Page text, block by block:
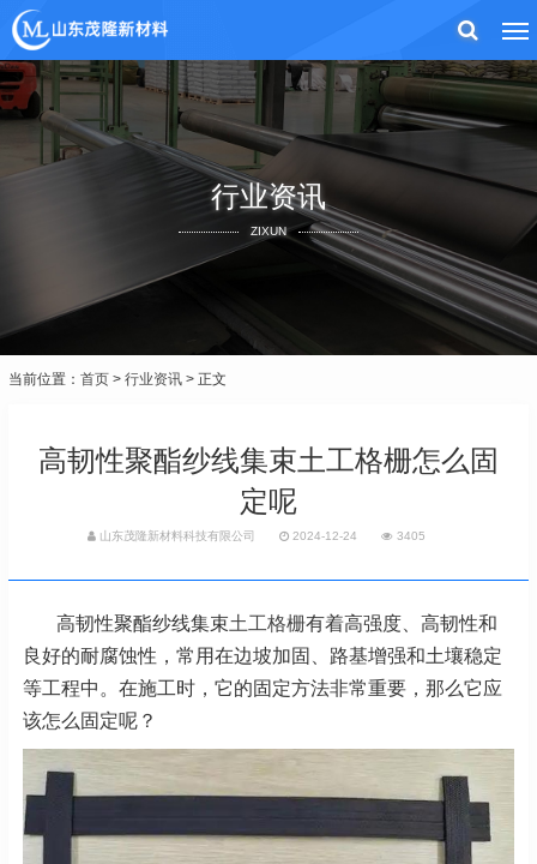
行业资讯
ZIXUN
当前位置： 首页 > 行业资讯 > 正文
高韧性聚酯纱线集束土工格栅怎么固
定呢
山东茂隆新材料科技有限公司 2024-12-24 3405
高韧性聚酯纱线集束土工格栅有着高强度、高韧性和
良好的耐腐蚀性，常用在边坡加固、路基增强和土壤稳定
等工程中。在施工时，它的固定方法非常重要，那么它应
该怎么固定呢？